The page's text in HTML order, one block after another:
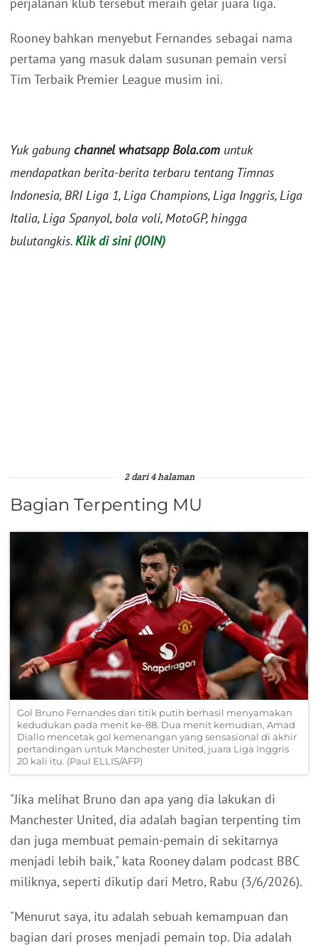
perjalanan klub tersebut meraih gelar juara liga.
Rooney bahkan menyebut Fernandes sebagai nama
pertama yang masuk dalam susunan pemain versi
Tim Terbaik Premier League musim ini.
Yuk gabung channel whatsapp Bola.com untuk
mendapatkan berita-berita terbaru tentang Timnas
Indonesia, BRI Liga 1, Liga Champions, Liga Inggris, Liga
Italia, Liga Spanyol, bola voli, MotoGP, hingga
bulutangkis.Klik di sini (JOIN)
2 dari 4 halaman
Bagian Terpenting MU
Gol Bruno Fernandes dari titik putih berhasil menyamakan
kedudukan pada menit ke-88. Dua menit kemudian, Amad
Diallo mencetak gol kemenangan yang sensasional di akhir
pertandingan untuk Manchester United, juara Liga Inggris
20 kali itu. (Paul ELLIS/AFP)
"Jika melihat Bruno dan apa yang dia lakukan di
Manchester United, dia adalah bagian terpenting tim
dan juga membuat pemain-pemain di sekitarnya
menjadi lebih baik," kata Rooney dalam podcast BBC
miliknya, seperti dikutip dari Metro, Rabu (3/6/2026).
"Menurut saya, itu adalah sebuah kemampuan dan
bagian dari proses menjadi pemain top. Dia adalah